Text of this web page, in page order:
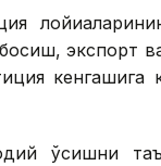
экспорт
кенгашига
ўсишни